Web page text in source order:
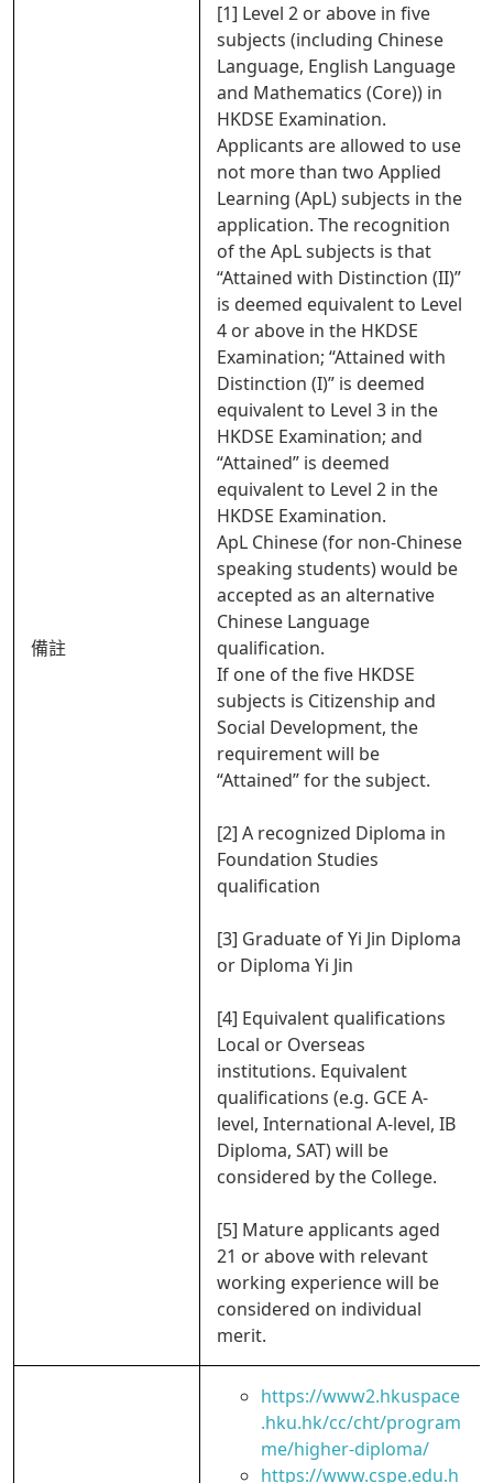
備註
[1] Level 2 or above in five
subjects (including Chinese
Language, English Language
and Mathematics (Core)) in
HKDSE Examination.
Applicants are allowed to use
not more than two Applied
Learning (ApL) subjects in the
application. The recognition
of the ApL subjects is that
“Attained with Distinction (II)”
is deemed equivalent to Level
4 or above in the HKDSE
Examination; “Attained with
Distinction (I)” is deemed
equivalent to Level 3 in the
HKDSE Examination; and
“Attained” is deemed
equivalent to Level 2 in the
HKDSE Examination.
ApL Chinese (for non-Chinese
speaking students) would be
accepted as an alternative
Chinese Language
qualification.
If one of the five HKDSE
subjects is Citizenship and
Social Development, the
requirement will be
“Attained” for the subject.
[2] A recognized Diploma in
Foundation Studies
qualification
[3] Graduate of Yi Jin Diploma
or Diploma Yi Jin
[4] Equivalent qualifications
Local or Overseas
institutions. Equivalent
qualifications (e.g. GCE A-
level, International A-level, IB
Diploma, SAT) will be
considered by the College.
[5] Mature applicants aged
21 or above with relevant
working experience will be
considered on individual
merit.
https://www2.hkuspace
.hku.hk/cc/cht/program
me/higher-diploma/
https://www.cspe.edu.h